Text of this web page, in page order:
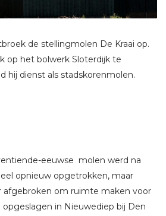
de stellingmolen De Kraai op.
op het bolwerk Sloterdijk te
hij dienst als stadskorenmolen.
eeuwse molen werd na
opnieuw opgetrokken, maar
afgebroken om ruimte maken voor
in Nieuwediep bij Den